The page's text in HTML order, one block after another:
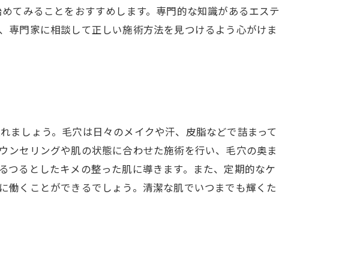
てみることをおすすめします。専門的な知識があるエステ
門家に相談して正しい施術方法を見つけるよう心がけま
ましょう。毛穴は日々のメイクや汗、皮脂などで詰まって
ンセリングや肌の状態に合わせた施術を行い、毛穴の奥ま
るとしたキメの整った肌に導きます。また、定期的なケ
働くことができるでしょう。清潔な肌でいつまでも輝くた